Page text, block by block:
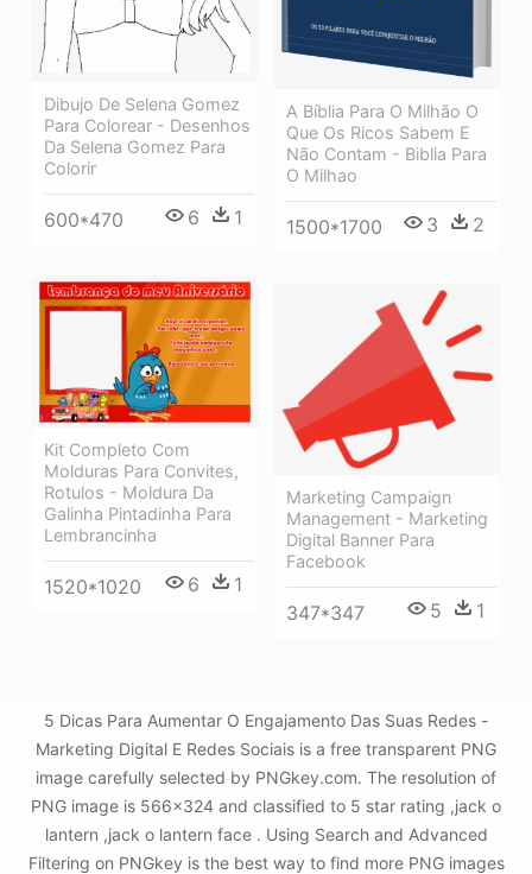
A Bíblia Para O Milhão O
Que Os Ricos Sabem E
Não Contam - Biblia Para
O Milhao
1500*1700 3 2
Dibujo De Selena Gomez
Para Colorear - Desenhos
Da Selena Gomez Para
Colorir
600*470 6 1
Kit Completo Com
Molduras Para Convites,
Rotulos - Moldura Da
Galinha Pintadinha Para
Lembrancinha
1520*1020 6 1
Marketing Campaign
Management - Marketing
Digital Banner Para
Facebook
347*347 5 1
5 Dicas Para Aumentar O Engajamento Das Suas Redes -
Marketing Digital E Redes Sociais is a free transparent PNG
image carefully selected by PNGkey.com. The resolution of
PNG image is 566x324 and classified to 5 star rating ,jack o
lantern ,jack o lantern face . Using Search and Advanced
Filtering on PNGkey is the best way to find more PNG images